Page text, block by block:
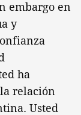
embargo en
y
ha
relación
Usted